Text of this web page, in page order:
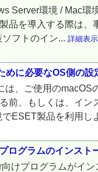
Server環境 / Mac
品を導入する際は
フトのイン... 詳細表示
めに必要なOS側の設
は、ご使用の
前、もしくは、イ
ESET製品を利用し
グラムのインスト
けプログラムがイ